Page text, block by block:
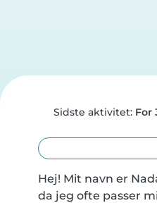
Sidste aktivitet: For
Hej! Mit navn er
da jeg ofte passer